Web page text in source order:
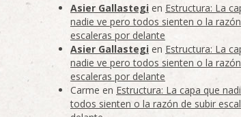
Asier Gallastegi en Estructura: La
nadie ve pero todos sienten o la
escaleras por delante
Asier Gallastegi en Estructura: La
nadie ve pero todos sienten o la
escaleras por delante
Carme en Estructura: La capa que
todos sienten o la razón de subir